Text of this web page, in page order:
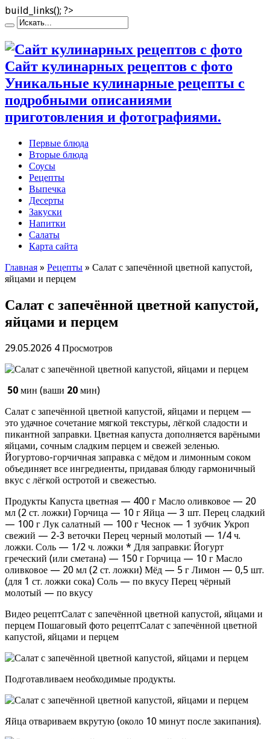
build_links(); ?>
Сайт кулинарных рецептов с фото
Уникальные кулинарные рецепты с
подробными описаниями
приготовления и фотографиями.
Первые блюда
Вторые блюда
Соусы
Рецепты
Выпечка
Десерты
Закуски
Напитки
Салаты
Карта сайта
Главная » Рецепты » Салат с запечённой цветной капустой,
яйцами и перцем
Салат с запечённой цветной капустой,
яйцами и перцем
29.05.2026 4 Просмотров
50 мин (ваши 20 мин)
Салат с запечённой цветной капустой, яйцами и перцем —
это удачное сочетание мягкой текстуры, лёгкой сладости и
пикантной заправки. Цветная капуста дополняется варёными
яйцами, сочным сладким перцем и свежей зеленью.
Йогуртово-горчичная заправка с мёдом и лимонным соком
объединяет все ингредиенты, придавая блюду гармоничный
вкус с лёгкой остротой и свежестью.
Продукты Капуста цветная — 400 г Масло оливковое — 20
мл (2 ст. ложки) Горчица — 10 г Яйца — 3 шт. Перец сладкий
— 100 г Лук салатный — 100 г Чеснок — 1 зубчик Укроп
свежий — 2-3 веточки Перец черный молотый — 1/4 ч.
ложки. Соль — 1/2 ч. ложки * Для заправки: Йогурт
греческий (или сметана) — 150 г Горчица — 10 г Масло
оливковое — 20 мл (2 ст. ложки) Мёд — 5 г Лимон — 0,5 шт.
(для 1 ст. ложки сока) Соль — по вкусу Перец чёрный
молотый — по вкусу
Видео рецептСалат с запечённой цветной капустой, яйцами и
перцем Пошаговый фото рецептСалат с запечённой цветной
капустой, яйцами и перцем
Подготавливаем необходимые продукты.
Яйца отвариваем вкрутую (около 10 минут после закипания).